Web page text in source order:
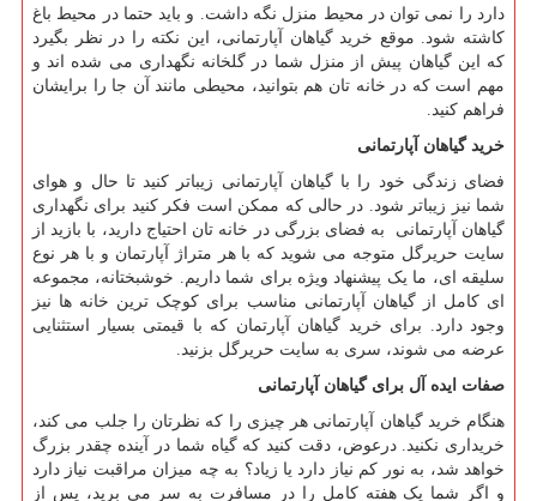
دارد را نمی توان در محیط منزل نگه داشت. و باید حتما در محیط باغ
کاشته شود. موقع خرید گیاهان آپارتمانی، این نکته را در نظر بگیرد
که این گیاهان پیش از منزل شما در گلخانه نگهداری می شده اند و
مهم است که در خانه تان هم بتوانید، محیطی مانند آن جا را برایشان
فراهم کنید.
خرید گیاهان آپارتمانی
فضای زندگی خود را با گیاهان آپارتمانی زیباتر کنید تا حال و هوای
شما نیز زیباتر شود. در حالی که ممکن است فکر کنید برای نگهداری
گیاهان آپارتمانی به فضای بزرگی در خانه تان احتیاج دارید، با بازید از
سایت حریرگل متوجه می شوید که با هر متراژ آپارتمان و با هر نوع
سلیقه ای، ما یک پیشنهاد ویژه برای شما داریم. خوشبختانه، مجموعه
ای کامل از گیاهان آپارتمانی مناسب برای کوچک ترین خانه ها نیز
وجود دارد. برای خرید گیاهان آپارتمان که با قیمتی بسیار استثنایی
عرضه می شوند، سری به سایت حریرگل بزنید.
صفات ایده آل برای گیاهان آپارتمانی
هنگام خرید گیاهان آپارتمانی هر چیزی را که نظرتان را جلب می کند،
خریداری نکنید. درعوض، دقت کنید که گیاه شما در آینده چقدر بزرگ
خواهد شد، به نور کم نیاز دارد یا زیاد؟ به چه میزان مراقبت نیاز دارد
و اگر شما یک هفته کامل را در مسافرت به سر می برید، پس از